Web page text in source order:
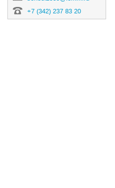
+7 (342) 237 83 20